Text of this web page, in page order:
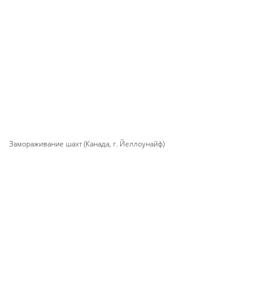
Замораживание шахт (Канада, г. Йеллоунайф)